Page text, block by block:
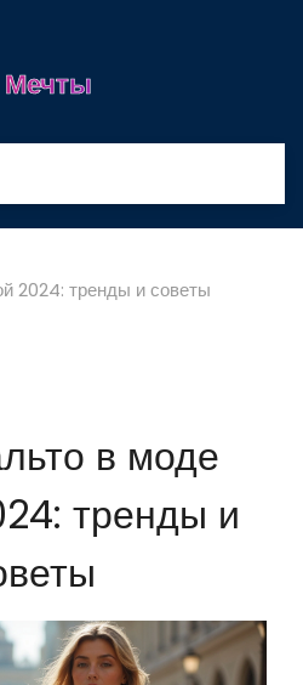
2024: тренды и советы
в моде
тренды и